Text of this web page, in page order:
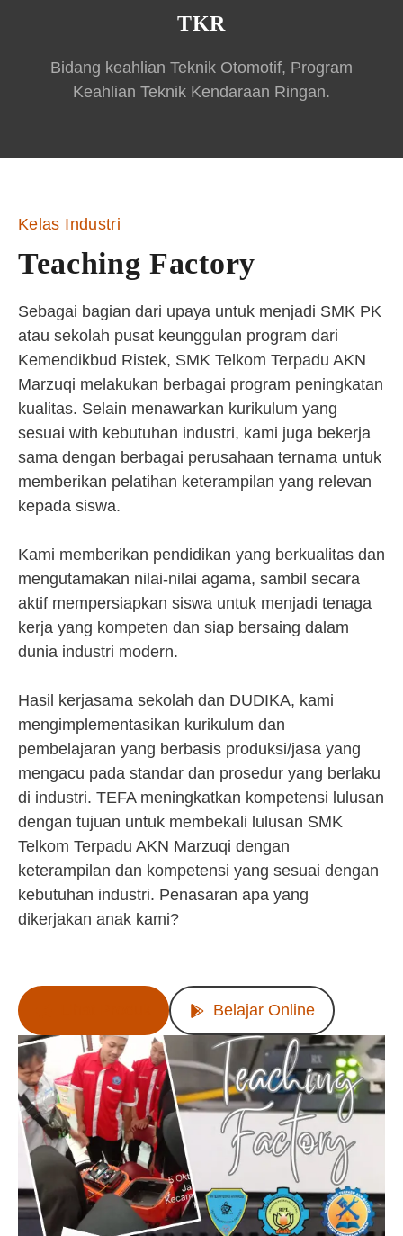
TKR
Bidang keahlian Teknik Otomotif, Program
Keahlian Teknik Kendaraan Ringan.
Kelas Industri
Teaching Factory
Sebagai bagian dari upaya untuk menjadi SMK PK
atau sekolah pusat keunggulan program dari
Kemendikbud Ristek, SMK Telkom Terpadu AKN
Marzuqi melakukan berbagai program peningkatan
kualitas. Selain menawarkan kurikulum yang
sesuai with kebutuhan industri, kami juga bekerja
sama dengan berbagai perusahaan ternama untuk
memberikan pelatihan keterampilan yang relevan
kepada siswa.
Kami memberikan pendidikan yang berkualitas dan
mengutamakan nilai-nilai agama, sambil secara
aktif mempersiapkan siswa untuk menjadi tenaga
kerja yang kompeten dan siap bersaing dalam
dunia industri modern.
Hasil kerjasama sekolah dan DUDIKA, kami
mengimplementasikan kurikulum dan
pembelajaran yang berbasis produksi/jasa yang
mengacu pada standar dan prosedur yang berlaku
di industri. TEFA meningkatkan kompetensi lulusan
dengan tujuan untuk membekali lulusan SMK
Telkom Terpadu AKN Marzuqi dengan
keterampilan dan kompetensi yang sesuai dengan
kebutuhan industri. Penasaran apa yang
dikerjakan anak kami?
Belajar Online